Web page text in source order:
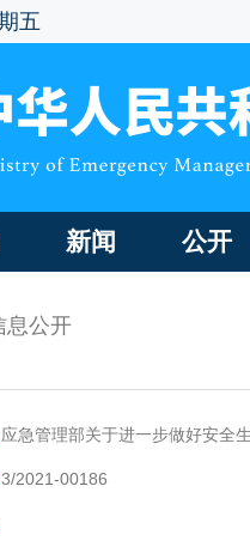
五
新闻 公开
息公开
应急管理部关于进一步做好安全
3/2021-00186